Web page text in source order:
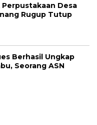
Desa
Rugup Tutup
Berhasil Ungkap
Seorang ASN